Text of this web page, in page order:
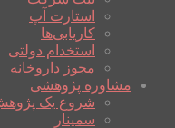
استارت آپ
کاریابی‌ها
استخدام دولتی
مجوز داروخانه
مشاوره پژوهشی
شروع یک
سمینار